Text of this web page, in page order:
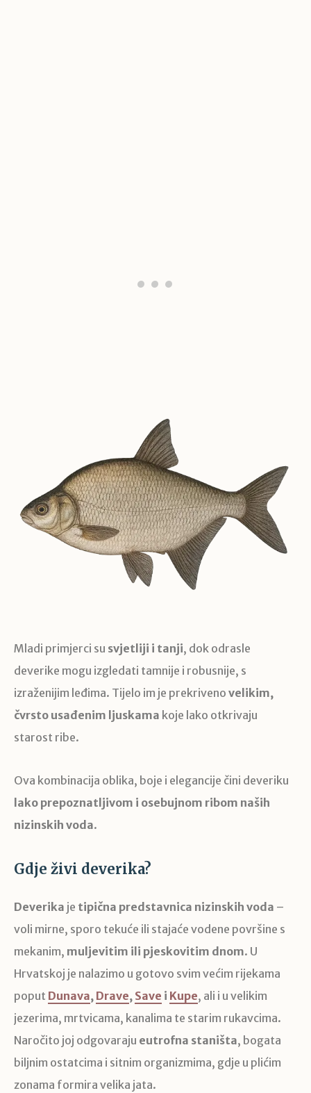
Mladi primjerci su svjetliji i tanji, dok odrasle
deverike mogu izgledati tamnije i robusnije, s
izraženijim leđima. Tijelo im je prekriveno velikim,
čvrsto usađenim ljuskama koje lako otkrivaju
starost ribe.
Ova kombinacija oblika, boje i elegancije čini deveriku
lako prepoznatljivom i osebujnom ribom naših
nizinskih voda.
Gdje živi deverika?
Deverika je tipična predstavnica nizinskih voda –
voli mirne, sporo tekuće ili stajaće vodene površine s
mekanim, muljevitim ili pjeskovitim dnom. U
Hrvatskoj je nalazimo u gotovo svim većim rijekama
poput Dunava, Drave, Save i Kupe, ali i u velikim
jezerima, mrtvicama, kanalima te starim rukavcima.
Naročito joj odgovaraju eutrofna staništa, bogata
biljnim ostatcima i sitnim organizmima, gdje u plićim
zonama formira velika jata.